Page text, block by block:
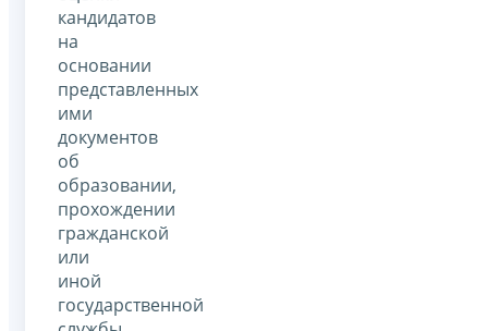
кандидатов
на
основании
представленных
ими
документов
об
образовании,
прохождении
гражданской
или
иной
государственной